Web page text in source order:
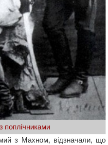
поплічниками
з Махном, відзначали, що